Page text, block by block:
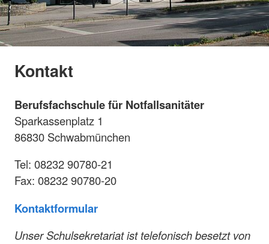
Kontakt
Berufsfachschule für Notfallsanitäter
Sparkassenplatz 1
86830 Schwabmünchen
Tel: 08232 90780-21
Fax: 08232 90780-20
Kontaktformular
Unser Schulsekretariat ist telefonisch besetzt von